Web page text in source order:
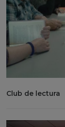
Club de lectura